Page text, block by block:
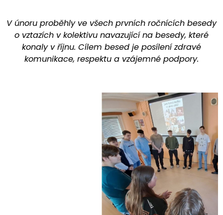
V únoru proběhly ve všech prvních ročnících besedy
o vztazích v kolektivu navazující na besedy, které
konaly v říjnu. Cílem besed je posílení zdravé
komunikace, respektu a vzájemné podpory.